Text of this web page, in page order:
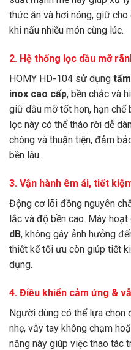
thức ăn và hơi nóng, giữ
khi nấu nhiều món cùng lúc.
2. Hệ thống lọc dầu mỡ
HOMY HD-104 sử dụng
inox cao cấp, bền chắc và
giữ dầu mỡ tốt hơn, hạn chế
lọc này có thể tháo rời dễ
chóng và thuận tiện, đảm
bền lâu.
3. Vận hành êm ái, tiết
Động cơ lõi đồng nguyên
lắc và độ bền cao. Máy
dB, không gây ảnh hưởng
thiết kế tối ưu còn giúp tiết
dụng.
4. Điều khiển cảm ứng &
Người dùng có thể lựa chọn
nhẹ, vẫy tay không chạm
năng này giúp việc thao tác